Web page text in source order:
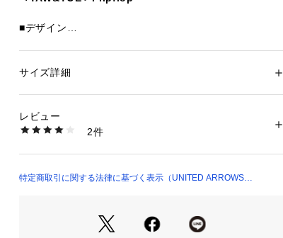
■デザイン
独自技術 ZEROVITYを搭載したアウトソールは、クッシ
■メーカー品番：ZEROVITY Flip Flop OG
アイコニックなデザインで注目されている韓国発祥のリ
サンダルを制作していたことが
性別：レディース
洗濯：-
※詳しい洗濯方法については、商品の品質表示タグをご覧くださ
商品番号：1083000009141 （モール）
サイズ詳細
レビュー
2件
特定商取引に関する法律に基づく表示（UNITED ARROWS